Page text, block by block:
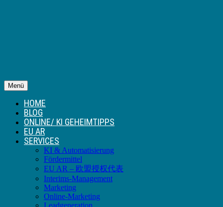
Menü
HOME
BLOG
ONLINE/ KI GEHEIMTIPPS
EU AR
SERVICES
KI & Automatisierung
Fördermittel
EU AR – 欧盟授权代表
Interims-Management
Marketing
Online-Marketing
Leadgeneration